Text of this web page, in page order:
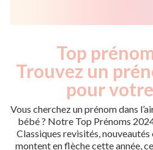
Top
Trouvez un
pour
Vous cherchez un prénom dans
bébé ? Notre Top Prénoms
Classiques revisités,
montent en flèche cette année,